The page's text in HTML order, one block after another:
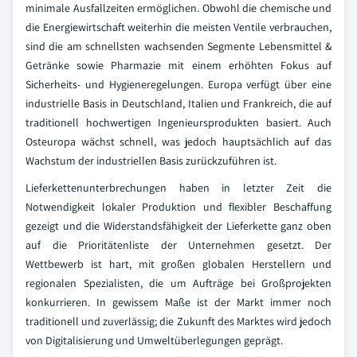
minimale Ausfallzeiten ermöglichen. Obwohl die chemische und
die Energiewirtschaft weiterhin die meisten Ventile verbrauchen,
sind die am schnellsten wachsenden Segmente Lebensmittel &
Getränke sowie Pharmazie mit einem erhöhten Fokus auf
Sicherheits- und Hygieneregelungen. Europa verfügt über eine
industrielle Basis in Deutschland, Italien und Frankreich, die auf
traditionell hochwertigen Ingenieursprodukten basiert. Auch
Osteuropa wächst schnell, was jedoch hauptsächlich auf das
Wachstum der industriellen Basis zurückzuführen ist.
Lieferkettenunterbrechungen haben in letzter Zeit die
Notwendigkeit lokaler Produktion und flexibler Beschaffung
gezeigt und die Widerstandsfähigkeit der Lieferkette ganz oben
auf die Prioritätenliste der Unternehmen gesetzt. Der
Wettbewerb ist hart, mit großen globalen Herstellern und
regionalen Spezialisten, die um Aufträge bei Großprojekten
konkurrieren. In gewissem Maße ist der Markt immer noch
traditionell und zuverlässig; die Zukunft des Marktes wird jedoch
von Digitalisierung und Umweltüberlegungen geprägt.